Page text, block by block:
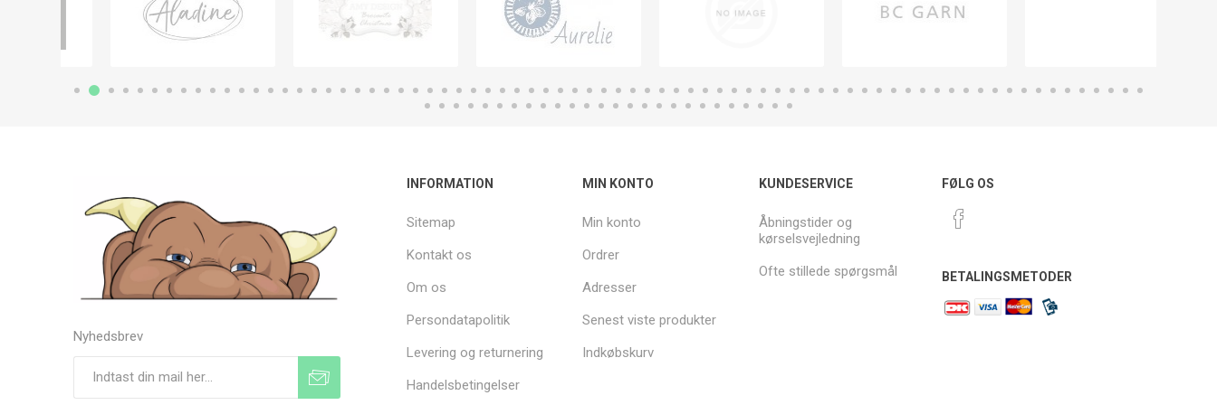
Nyhedsbrev
INFORMATION
Sitemap
Kontakt os
Om os
Persondatapolitik
Levering og returnering
Handelsbetingelser
MIN KONTO
Min konto
Ordrer
Adresser
Senest viste produkter
Indkøbskurv
KUNDESERVICE
Åbningstider og
kørselsvejledning
Ofte stillede spørgsmål
FØLG OS
BETALINGSMETODER